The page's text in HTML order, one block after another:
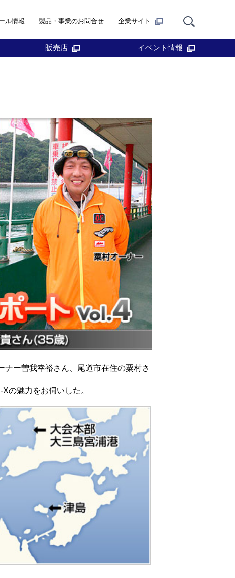
ル情報 製品・事業のお問合せ 企業サイト
販売店 イベント情報
ー曽我幸裕さん、尾道市在住の粟村さ
の魅力をお伺いした。